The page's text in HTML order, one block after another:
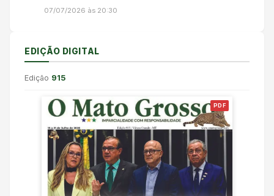
07/07/2026 às 20:30
EDIÇÃO DIGITAL
Edição 915
PDF